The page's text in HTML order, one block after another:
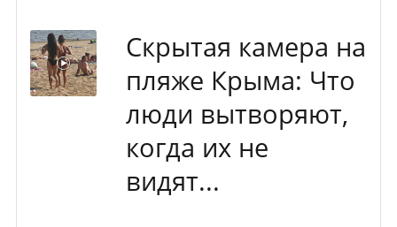
Скрытая камера на
пляже Крыма: Что
люди вытворяют,
когда их не
видят...